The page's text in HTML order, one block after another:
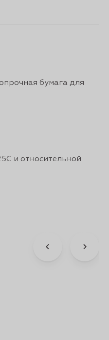
и относительной
бумага для